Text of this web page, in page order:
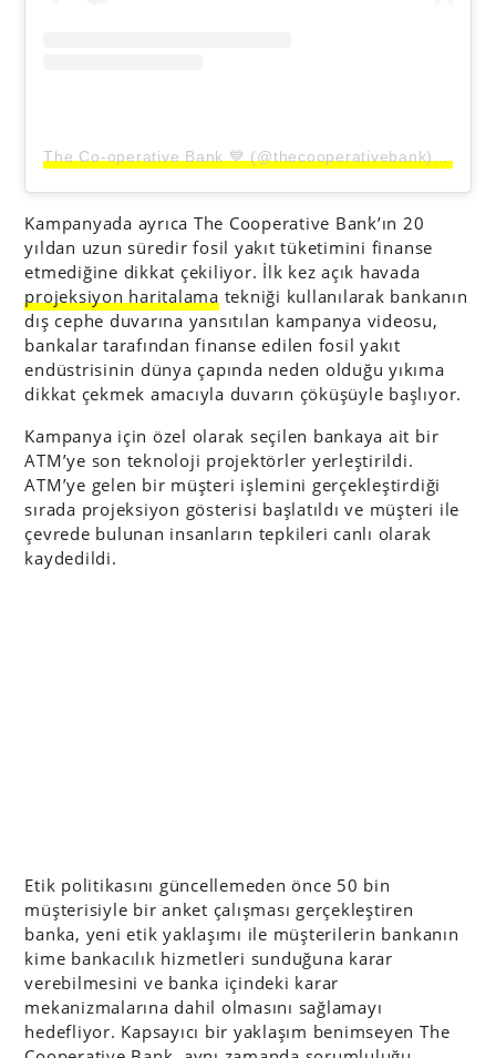
Kampanyada ayrıca The Cooperative Bank’ın 20
yıldan uzun süredir fosil yakıt tüketimini finanse
etmediğine dikkat çekiliyor. İlk kez açık havada
projeksiyon haritalama tekniği kullanılarak bankanın
dış cephe duvarına yansıtılan kampanya videosu,
bankalar tarafından finanse edilen fosil yakıt
endüstrisinin dünya çapında neden olduğu yıkıma
dikkat çekmek amacıyla duvarın çöküşüyle başlıyor.
Kampanya için özel olarak seçilen bankaya ait bir
ATM’ye son teknoloji projektörler yerleştirildi.
ATM’ye gelen bir müşteri işlemini gerçekleştirdiği
sırada projeksiyon gösterisi başlatıldı ve müşteri ile
çevrede bulunan insanların tepkileri canlı olarak
kaydedildi.
Etik politikasını güncellemeden önce 50 bin
müşterisiyle bir anket çalışması gerçekleştiren
banka, yeni etik yaklaşımı ile müşterilerin bankanın
kime bankacılık hizmetleri sunduğuna karar
verebilmesini ve banka içindeki karar
mekanizmalarına dahil olmasını sağlamayı
hedefliyor. Kapsayıcı bir yaklaşım benimseyen The